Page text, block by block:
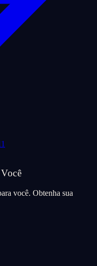
você. Obtenha sua